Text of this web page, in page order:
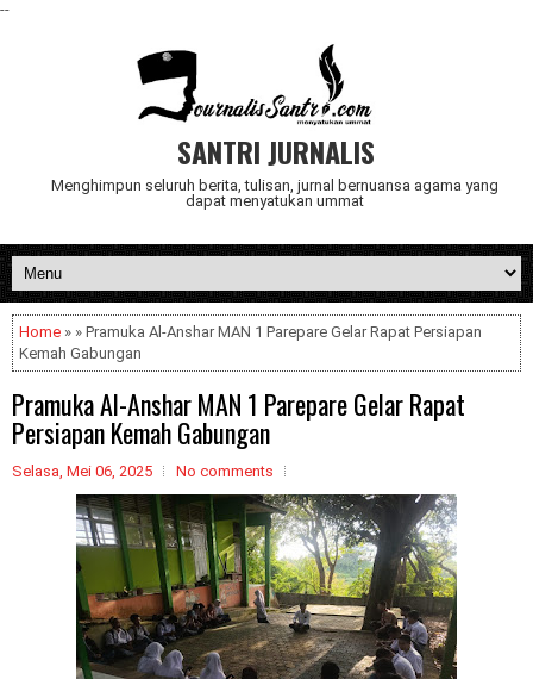
--
SANTRI JURNALIS
Menghimpun seluruh berita, tulisan, jurnal bernuansa agama yang
dapat menyatukan ummat
Home » » Pramuka Al-Anshar MAN 1 Parepare Gelar Rapat Persiapan
Kemah Gabungan
Pramuka Al-Anshar MAN 1 Parepare Gelar Rapat
Persiapan Kemah Gabungan
Selasa, Mei 06, 2025 No comments